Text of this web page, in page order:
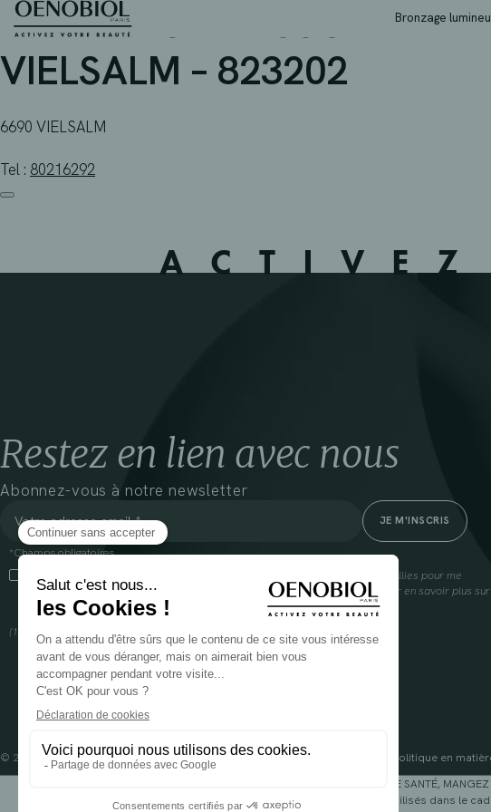
Skip
Bronzage
PHARMACIE MISSON –
VIELSALM – 823202
6690 VIELSALM
Tel : 80216292
Restez en lien avec nous
Abonnez-vous à notre newsletter
*Champs obligatoires
En cliquant sur cette case, j’accepte que Cooper(1) traite les données recueillies pour me
communiquer des informations commerciales sur ses produits et offres. Pour en savoir plus
gestion de vos données et vos droits, rendez-vousici
(1) Coopération pharmaceutique Française, RCS Melun 399 227 636
© 2024 OENOBIOL PARISMentions légalesConditions Générales d’Utilisation
Politique en
POUR VOTRE SANTÉ,
Les complément alimentaires doivent être utilisés dans le